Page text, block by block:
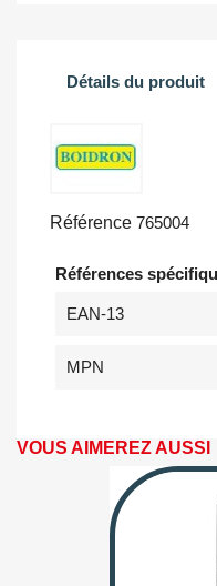
Détails du produit
Référence 765004
Références
EAN-13
MPN
VOUS AIMEREZ AUSSI